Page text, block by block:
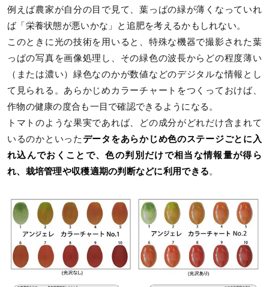
例えば農家が自分の目で見て、葉っぱの緑が薄くなっていれ
ば「栄養状態が悪いかな」と追肥を考えるかもしれない。
このときに光の技術を用いると、特殊な機器で撮影された葉
っぱの写真を画像処理し、その緑色の波長からどの程度薄い
（または濃い）緑色なのかが数値などのデジタルな情報とし
て見られる。あらかじめカラーチャートをつくっておけば、
作物の健康の度合も一目で確認できるようになる。
トマトのような果実であれば、どの成分がどれだけ含まれて
いるのかといったデータをあらかじめ色のステージごとに入
れ込んでおくことで、色の判別だけで相当な情報量が得ら
れ、栽培管理や収穫適期の判断などに利用できる。